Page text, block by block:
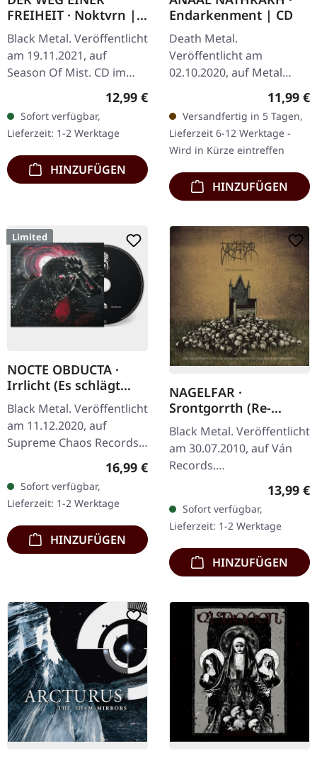
FREIHEIT · Noktvrn |
DIGIPAK CD
Black Metal. Veröffentlicht
am 19.11.2021, auf
Season Of Mist. CD im
Deluxe-DigiPak mit 8-
seitigem Booklet. Das
Album 'Noktvrn' der
deutschen Band…
Regulärer Preis:
12,99 €
Sofort verfügbar,
Lieferzeit: 1-2 Werktage
HINZUFÜGEN
Endarkenment | CD
Death Metal.
Veröffentlicht am
02.10.2020, auf Metal
Blade Records. CD im
Jewelcase. Anaal Nathrakh
kehrt mit ihrem
apokalyptischen neuen
Album…
11,99 €
Versandfertig in 5 Tagen,
Lieferzeit 6-12 Werktage -
Wird in Kürze eintreffen
HINZUFÜGEN
Limited
NOCTE OBDUCTA ·
Irrlicht (Es schlägt
dem Mond ein kaltes
Herz) | DIGIBOOK CD
Black Metal. Veröffentlicht
am 11.12.2020, auf
Supreme Chaos Records.
Limitiertes Hardcover
DigiBook mit 12-seitigem
Booklet. Verdammt
nochmal, was…
Regulärer Preis:
16,99 €
Sofort verfügbar,
Lieferzeit: 1-2 Werktage
HINZUFÜGEN
NAGELFAR ·
Srontgorrth (Re-
Release) | 2CD
Black Metal. Veröffentlicht
am 30.07.2010, auf Ván
Records.
Neuveröffentlichung mit
neuem Artwork, Bonus-
CD und 20-seitigem
Booklet. Veröffentlicht…
13,99 €
Sofort verfügbar,
Lieferzeit: 1-2 Werktage
HINZUFÜGEN